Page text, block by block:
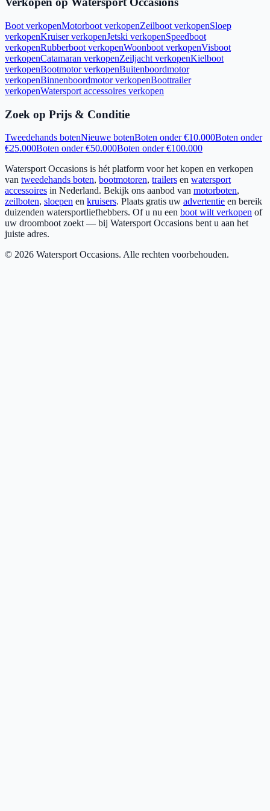
Boot verkopenMotorboot verkopenZeilboot verkopenSloep
verkopenKruiser verkopenJetski verkopenSpeedboot
verkopenRubberboot verkopenWoonboot verkopenVisboot
verkopenCatamaran verkopenZeiljacht verkopenKielboot
verkopenBootmotor verkopenBuitenboordmotor
verkopenBinnenboordmotor verkopenBoottrailer
verkopenWatersport accessoires verkopen
Zoek op Prijs & Conditie
Tweedehands botenNieuwe botenBoten onder €10.000Boten onder
€25.000Boten onder €50.000Boten onder €100.000
Watersport Occasions is hét platform voor het kopen en verkopen
van tweedehands boten, bootmotoren, trailers en watersport
accessoires in Nederland. Bekijk ons aanbod van motorboten,
zeilboten, sloepen en kruisers. Plaats gratis uw advertentie en bereik
duizenden watersportliefhebbers. Of u nu een boot wilt verkopen of
uw droomboot zoekt — bij Watersport Occasions bent u aan het
juiste adres.
© 2026 Watersport Occasions. Alle rechten voorbehouden.